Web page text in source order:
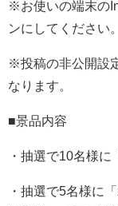
※お使いの端末の
ンにしてください。
※投稿の非公開設
なります。
■景品内容
・抽選で10名様
・抽選で5名様に